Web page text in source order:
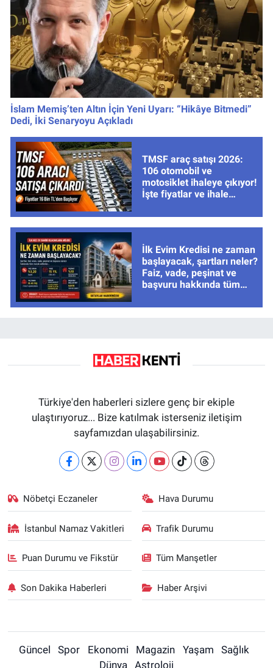
İslam Memiş’ten Altın İçin Yeni Uyarı: “Hikâye Bitmedi”
Dedi, İki Senaryoyu Açıkladı
TMSF araç satışı 2026:
106 otomobil ve
motosiklet ihaleye çıkıyor!
İşte fiyatlar ve ihale
İlk Evim Kredisi ne zaman
başlayacak, şartları neler?
Faiz, vade, peşinat ve
başvuru hakkında tüm
Türkiye'den haberleri sizlere genç bir ekiple
ulaştırıyoruz... Bize katılmak isterseniz iletişim
sayfamızdan ulaşabilirsiniz.
Nöbetçi Eczaneler Hava Durumu
İstanbul Namaz Vakitleri Trafik Durumu
Puan Durumu ve Fikstür Tüm Manşetler
Son Dakika Haberleri Haber Arşivi
Güncel Spor Ekonomi Magazin Yaşam
Sağlık
Dünya
Astroloji